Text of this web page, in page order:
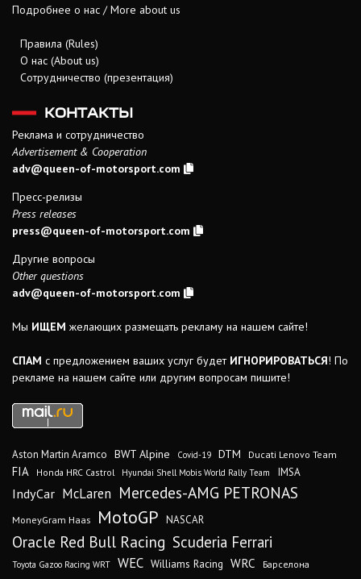
Подробнее о нас / More about us
Правила (Rules)
О нас (About us)
Сотрудничество (презентация)
КОНТАКТЫ
Реклама и сотрудничество
Advertisement & Cooperation
adv@queen-of-motorsport.com
Пресс-релизы
Press releases
press@queen-of-motorsport.com
Другие вопросы
Other questions
adv@queen-of-motorsport.com
Мы ИЩЕМ желающих размещать рекламу на нашем сайте!
СПАМ с предложением ваших услуг будет ИГНОРИРОВАТЬСЯ! По
рекламе на нашем сайте или другим вопросам пишите!
Aston Martin Aramco BWT Alpine Covid-19 DTM Ducati Lenovo Team
FIA Honda HRC Castrol Hyundai Shell Mobis World Rally Team IMSA
IndyCar McLaren Mercedes-AMG PETRONAS
MoneyGram Haas MotoGP NASCAR
Oracle Red Bull Racing Scuderia Ferrari
Toyota Gazoo Racing WRT WEC Williams Racing WRC
Барселона